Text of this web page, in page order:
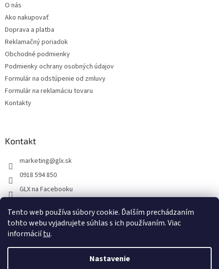
Tento web používa súbory cookie. Ďalším prechádzaním
tohto webu vyjadrujete súhlas s ich používaním. Viac
informáciítu.
Nastavenie
O nás
Ako nakupovať
Doprava a platba
Reklamačný poriadok
Obchodné podmienky
Podmienky ochrany osobných údajov
Formulár na odstúpenie od zmluvy
Formulár na reklamáciu tovaru
Kontakty
Kontakt
marketing@glx.sk
0918 594 850
GLX na Facebooku